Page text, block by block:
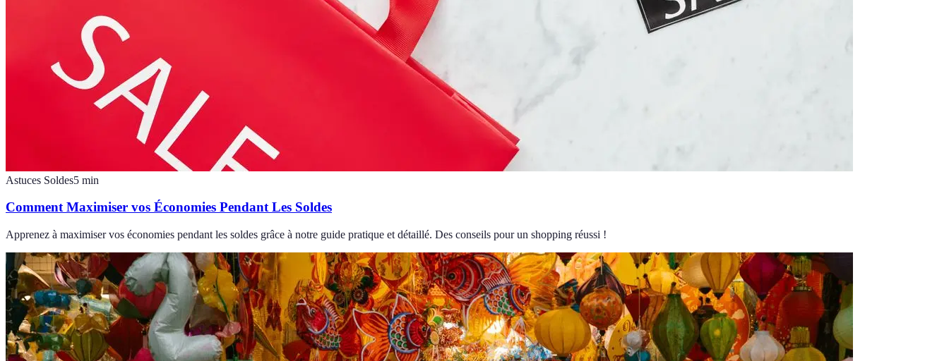
Astuces Soldes5 min
Comment Maximiser vos Économies Pendant Les Soldes
Apprenez à maximiser vos économies pendant les soldes grâce à notre guide pratique et détaillé. Des conseils pour un shopping réussi !